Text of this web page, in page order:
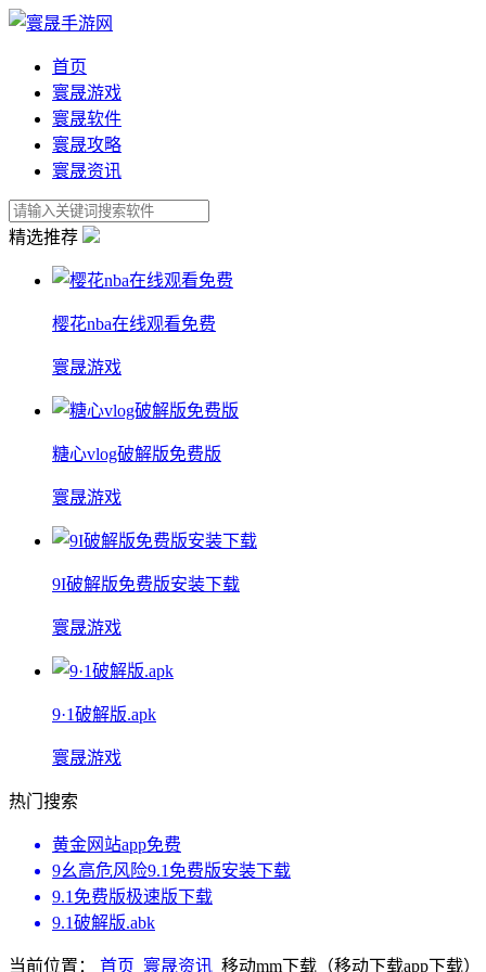
首页
寰晟游戏
寰晟软件
寰晟攻略
寰晟资讯
精选推荐
樱花nba在线观看免费
寰晟游戏
糖心vlog破解版免费版
寰晟游戏
9I破解版免费版安装下载
寰晟游戏
9·1破解版.apk
寰晟游戏
热门搜索
黄金网站app免费
9幺高危风险9.1免费版安装下载
9.1免费版极速版下载
9.1破解版.abk
当前位置： 首页 寰晟资讯 移动mm下载（移动下载app下载）